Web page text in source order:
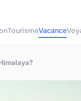
TourismeVacance